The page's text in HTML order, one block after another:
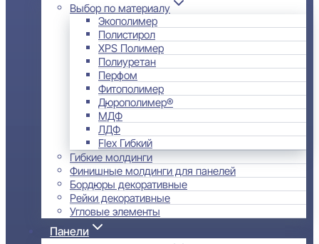
Выбор по материалу
Экополимер
Полистирол
XPS Полимер
Полиуретан
Перфом
Фитополимер
Дюрополимер®
МДФ
ЛДФ
Flex Гибкий
Гибкие молдинги
Финишные молдинги для панелей
Бордюры декоративные
Рейки декоративные
Угловые элементы
Панели